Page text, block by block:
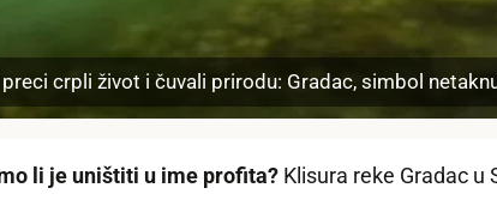
crpli život i čuvali prirodu: Gradac, simbol
li je uništiti u ime profita? Klisura reke Gradac